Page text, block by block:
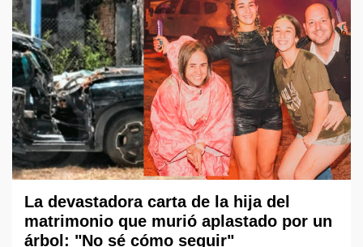
La devastadora carta de la hija del
matrimonio que murió aplastado por un
árbol: "No sé cómo seguir"